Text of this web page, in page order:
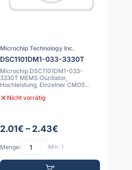
Microchip Technology Inc.
DSC1101DM1-033-3330T
Microchip DSC1101DM1-033-
3330T MEMS Oszillator,
Hochleistung, Einzelner CMOS
Nicht vorrätig
2.01€ – 2.43€
Menge: Min: 1